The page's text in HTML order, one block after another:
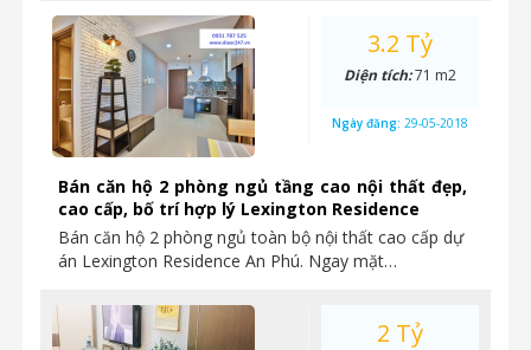
Bán căn hộ 2 phòng ngủ tầng cao nội thất đẹp,
cao cấp, bố trí hợp lý Lexington Residence
Bán căn hộ 2 phòng ngủ toàn bộ nội thất cao cấp dự
án Lexington Residence An Phú. Ngay mặt…
3.2 Tỷ
Diện tích:71 m2
Ngày đăng: 29-05-2018
2 Tỷ